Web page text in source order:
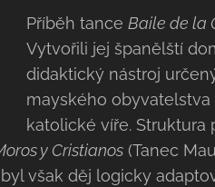
Příběh tance Baile de la
Vytvořili jej španělští
didaktický nástroj
mayského
katolické víře.
y Cristianos(Tanec
však děj logicky